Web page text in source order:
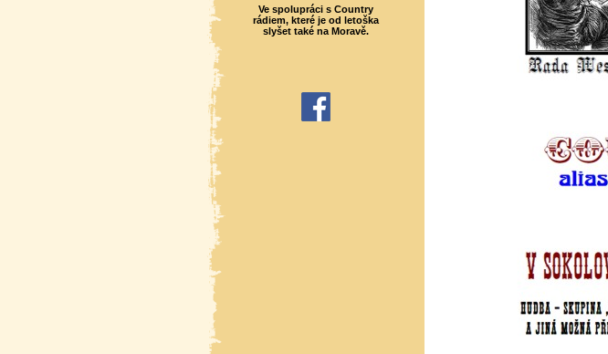
Ve spolupráci s Country
rádiem, které je od letoška
slyšet také na Moravě.